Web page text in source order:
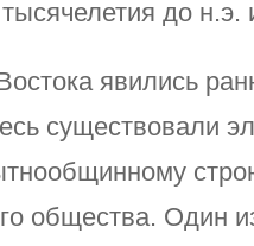
до н.э.
явились
существовали
общества. Один